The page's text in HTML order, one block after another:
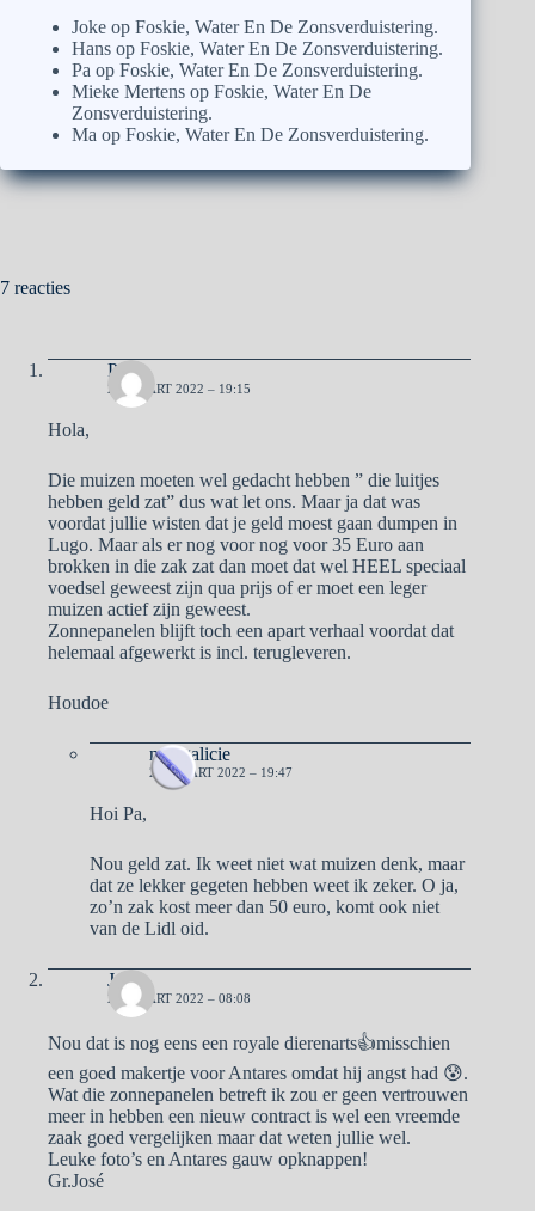
Joke op Foskie, Water En De Zonsverduistering.
Hans op Foskie, Water En De Zonsverduistering.
Pa op Foskie, Water En De Zonsverduistering.
Mieke Mertens op Foskie, Water En De
Zonsverduistering.
Ma op Foskie, Water En De Zonsverduistering.
7 reacties
Pa
22 MAART 2022 – 19:15
Hola,
Die muizen moeten wel gedacht hebben ” die luitjes
hebben geld zat” dus wat let ons. Maar ja dat was
voordat jullie wisten dat je geld moest gaan dumpen in
Lugo. Maar als er nog voor nog voor 35 Euro aan
brokken in die zak zat dan moet dat wel HEEL speciaal
voedsel geweest zijn qua prijs of er moet een leger
muizen actief zijn geweest.
Zonnepanelen blijft toch een apart verhaal voordat dat
helemaal afgewerkt is incl. terugleveren.
Houdoe
naargalicie
23 MAART 2022 – 19:47
Hoi Pa,
Nou geld zat. Ik weet niet wat muizen denk, maar
dat ze lekker gegeten hebben weet ik zeker. O ja,
zo’n zak kost meer dan 50 euro, komt ook niet
van de Lidl oid.
José
23 MAART 2022 – 08:08
Nou dat is nog eens een royale dierenarts👍misschien
een goed makertje voor Antares omdat hij angst had 😰.
Wat die zonnepanelen betreft ik zou er geen vertrouwen
meer in hebben een nieuw contract is wel een vreemde
zaak goed vergelijken maar dat weten jullie wel.
Leuke foto’s en Antares gauw opknappen!
Gr.José